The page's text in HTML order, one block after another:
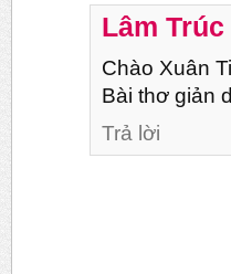
Lâm Trúc
Chào Xuân
Bài thơ giản
Trả lời